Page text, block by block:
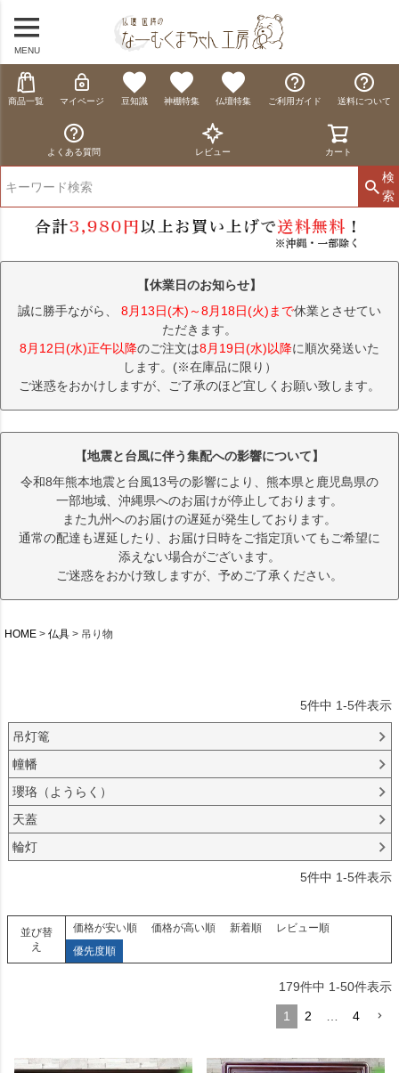
MENU
商品一覧 マイページ 豆知識 神棚特集 仏壇特集 ご利用ガイド 送料について
よくある質問 レビュー カート
検
索
【休業日のお知らせ】
誠に勝手ながら、 8月13日(木)～8月18日(火)まで休業とさせてい
ただきます。
8月12日(水)正午以降のご注文は8月19日(水)以降に順次発送いた
します。(※在庫品に限り）
ご迷惑をおかけしますが、ご了承のほど宜しくお願い致します。
【地震と台風に伴う集配への影響について】
令和8年熊本地震と台風13号の影響により、熊本県と鹿児島県の
一部地域、沖縄県へのお届けが停止しております。
また九州へのお届けの遅延が発生しております。
通常の配達も遅延したり、お届け日時をご指定頂いてもご希望に
添えない場合がございます。
ご迷惑をおかけ致しますが、予めご了承ください。
HOME 仏具 吊り物
5件中 1-5件表示
吊灯篭
幢幡
瓔珞（ようらく）
天蓋
輪灯
5件中 1-5件表示
並び替
え
価格が安い順 価格が高い順 新着順
レビュー順
優先度順
179件中 1-50件表示
1 2 … 4